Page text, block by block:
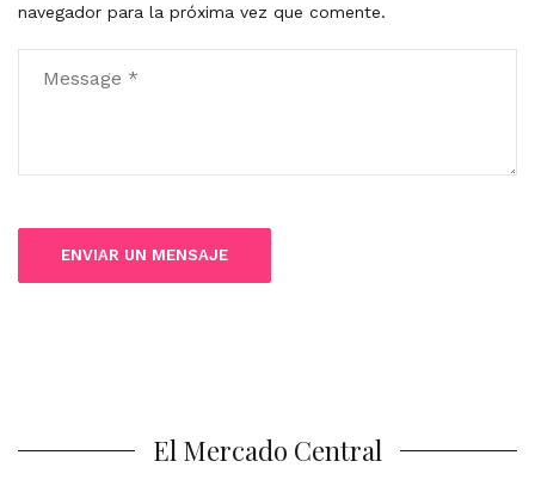
navegador para la próxima vez que comente.
El Mercado Central